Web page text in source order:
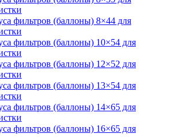
фильтров (баллоны) 8×44 для
фильтров (баллоны) 10×54 для
фильтров (баллоны) 12×52 для
фильтров (баллоны) 13×54 для
фильтров (баллоны) 14×65 для
фильтров (баллоны) 16×65 для